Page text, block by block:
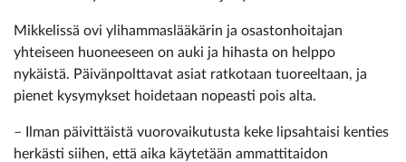
Mikkelissä ovi ylihammaslääkärin ja osastonhoitajan
yhteiseen huoneeseen on auki ja hihasta on helppo
nykäistä. Päivänpolttavat asiat ratkotaan tuoreeltaan, ja
pienet kysymykset hoidetaan nopeasti pois alta.
– Ilman päivittäistä vuorovaikutusta keke lipsahtaisi kenties
herkästi siihen, että aika käytetään ammattitaidon